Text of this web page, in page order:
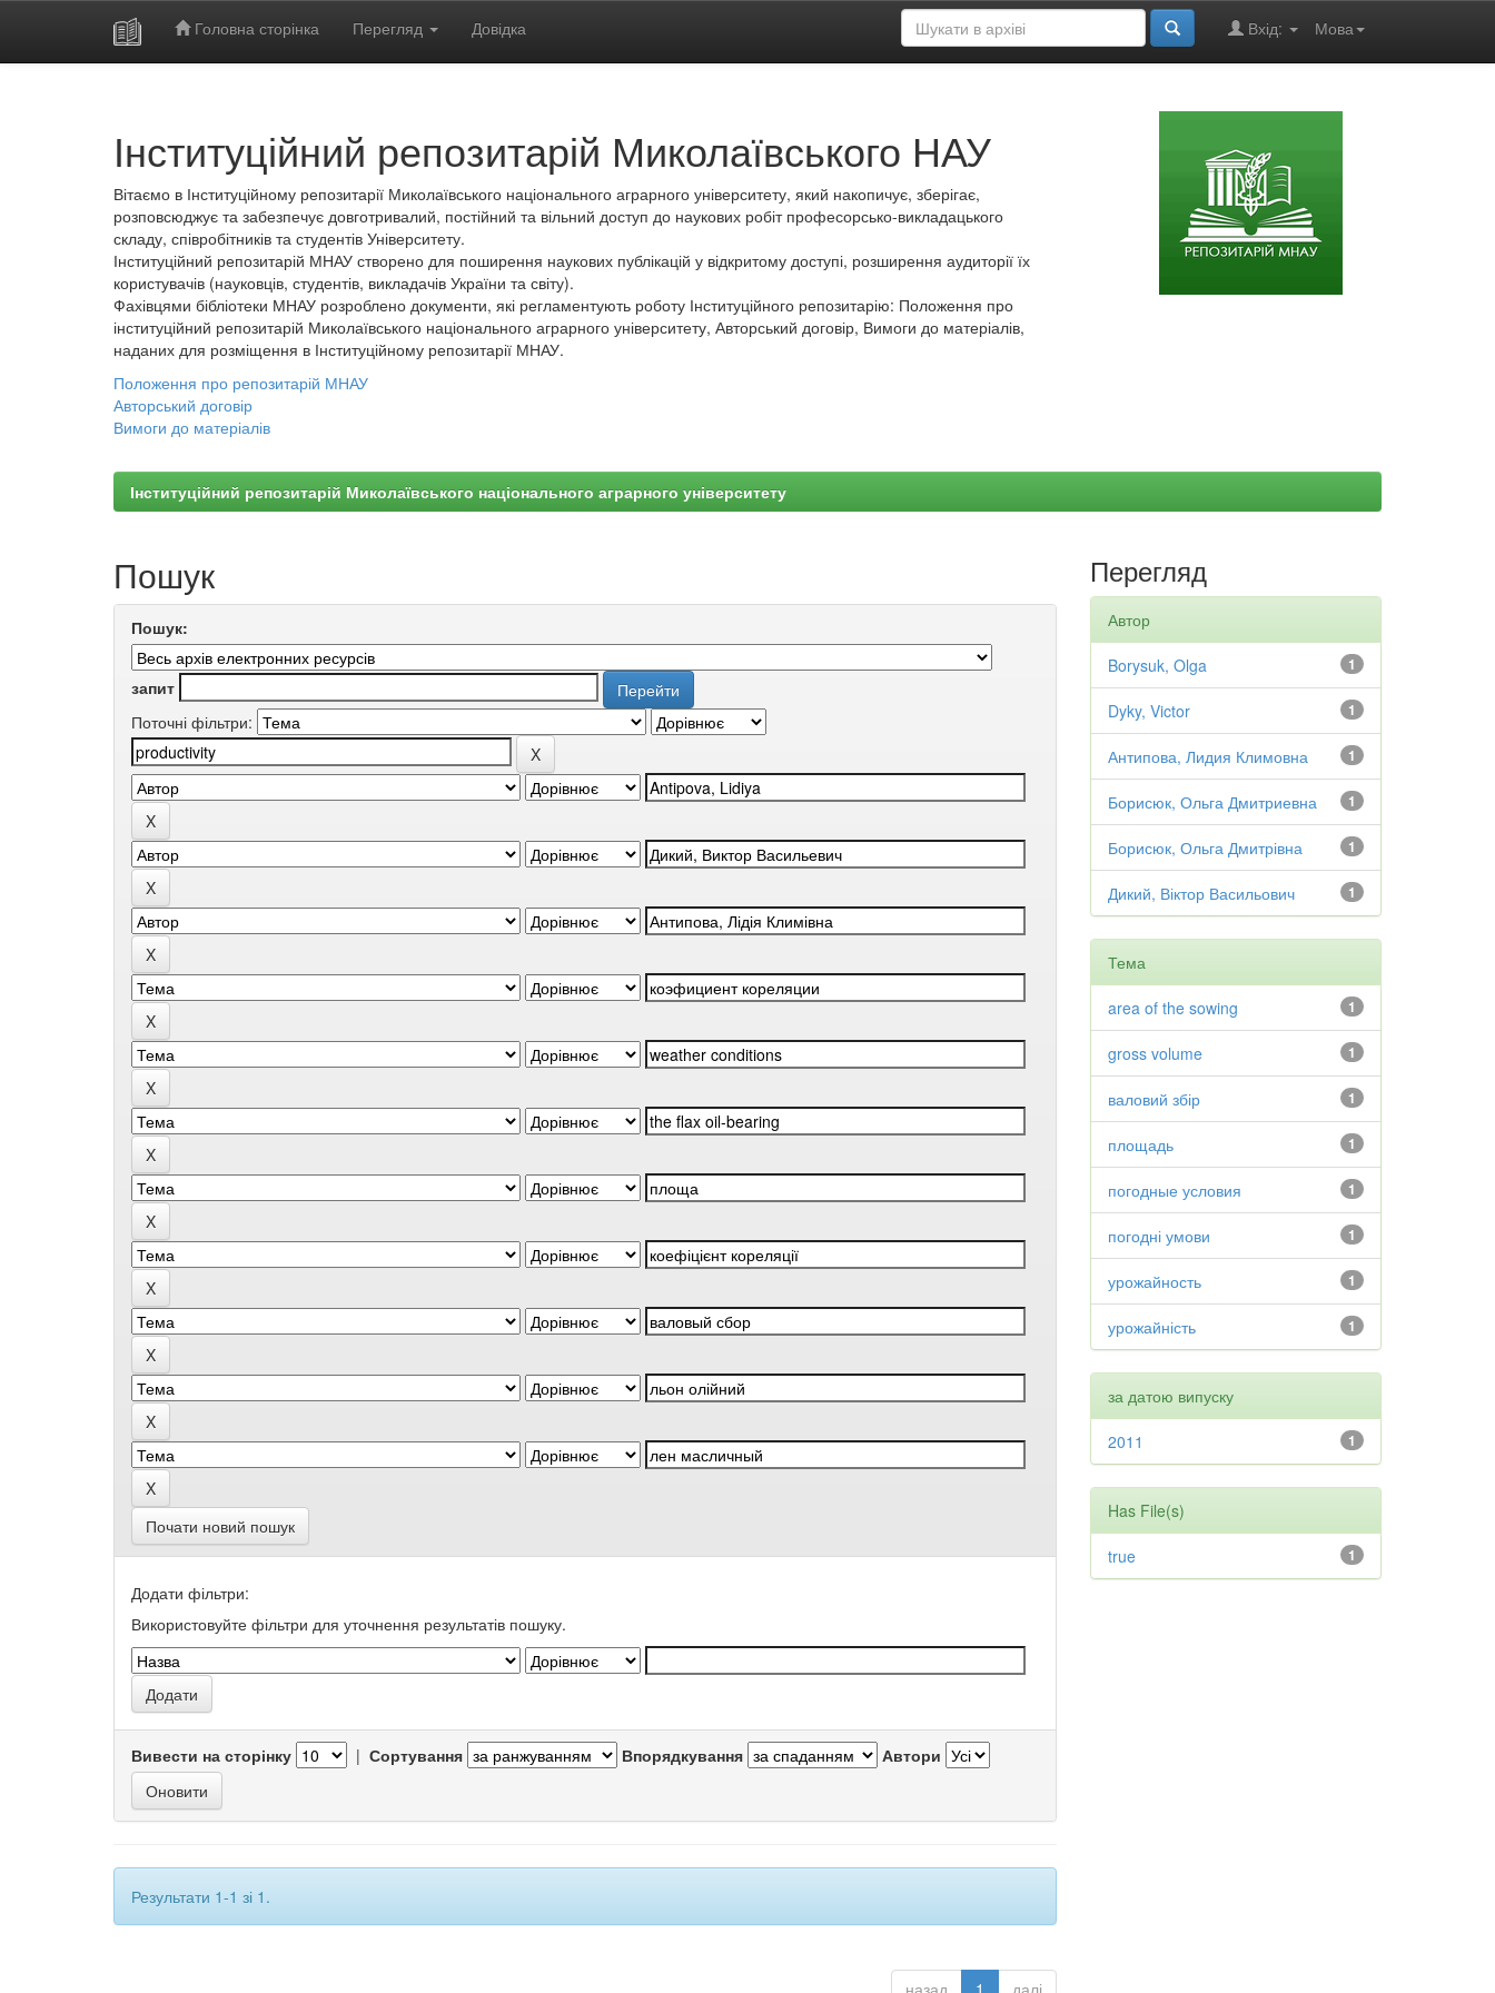
Головна сторінка Перегляд Довідка Мова
Вхід:
Інституційний репозитарій Миколаївського НАУ
Вітаємо в Інституційному репозитарії Миколаївського національного аграрного університету, який накопичує, зберігає,
розповсюджує та забезпечує довготривалий, постійний та вільний доступ до наукових робіт професорсько-викладацького
складу, співробітників та студентів Університету.
Інституційний репозитарій МНАУ створено для поширення наукових публікацій у відкритому доступі, розширення аудиторії їх
користувачів (науковців, студентів, викладачів України та світу).
Фахівцями бібліотеки МНАУ розроблено документи, які регламентують роботу Інституційного репозитарію: Положення про
інституційний репозитарій Миколаївського національного аграрного університету, Авторський договір, Вимоги до матеріалів,
наданих для розміщення в Інституційному репозитарії МНАУ.
Положення про репозитарій МНАУ
Авторський договір
Вимоги до матеріалів
Інституційний репозитарій Миколаївського національного аграрного університету
Пошук
Пошук:
запит
Поточні фільтри:
Почати новий пошук
Додати фільтри:
Використовуйте фільтри для уточнення результатів пошуку.
Вивести на сторінку | Сортування Впорядкування Автори
Результати 1-1 зі 1.
назад 1 далі
Перегляд
Автор
1
Borysuk, Olga
1
Dyky, Victor
1
Антипова, Лидия Климовна
1
Борисюк, Ольга Дмитриевна
1
Борисюк, Ольга Дмитрівна
1
Дикий, Віктор Васильович
Тема
1
area of the sowing
1
gross volume
1
валовий збір
1
площадь
1
погодные условия
1
погодні умови
1
урожайность
1
урожайність
за датою випуску
1
2011
Has File(s)
1
true